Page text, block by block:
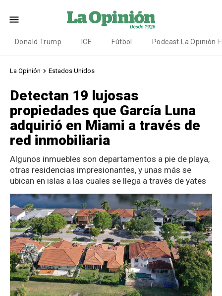
Donald Trump ICE Fútbol Podcast La Opinión
La Opinión Estados Unidos
Detectan 19 lujosas
propiedades que García Luna
adquirió en Miami a través de
red inmobiliaria
Algunos inmuebles son departamentos a pie de playa,
otras residencias impresionantes, y unas más se
ubican en islas a las cuales se llega a través de yates